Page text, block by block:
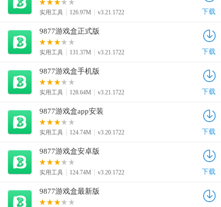
实用工具 126.97M v3.21.1722 下载
9877游戏盒正式版
实用工具 131.37M v3.21.1722 下载
9877游戏盒手机版
实用工具 128.64M v3.21.1722 下载
9877游戏盒app安装
实用工具 124.74M v3.20.1722 下载
9877游戏盒安卓版
实用工具 124.74M v3.20.1722 下载
9877游戏盒最新版